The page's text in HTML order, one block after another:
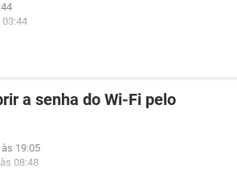
a senha do Wi-Fi pelo
19:05
08:48